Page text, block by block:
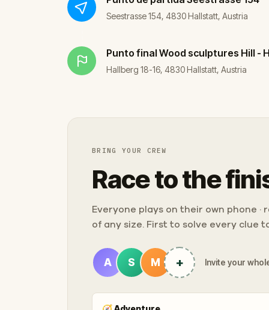
Seestrasse 154, 4830 Hallstatt, Austria
Punto final Wood sculptures Hill -
Hallberg 18-16, 4830 Hallstatt, Austria
BRING YOUR CREW
Race to the
Everyone plays on their own phone ·
of any size. First to solve every clue
A S M + Invite your